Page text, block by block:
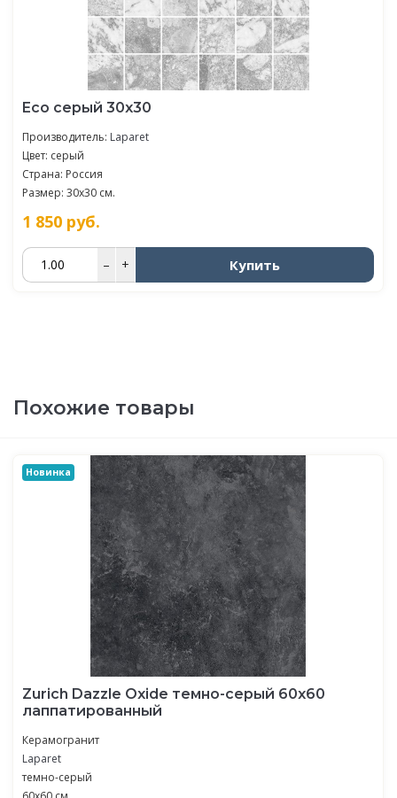
Eco серый 30х30
Производитель: Laparet
Цвет: серый
Страна: Россия
Размер: 30x30 см.
1 850 руб.
– + Купить
Похожие товары
Новинка
Zurich Dazzle Oxide темно-серый 60x60
лаппатированный
Керамогранит
Laparet
темно-серый